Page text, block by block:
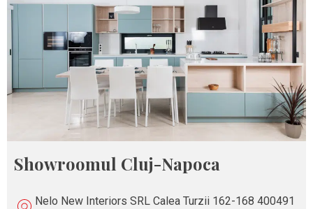
Showroomul Cluj-Napoca
Nelo New Interiors SRL Calea Turzii 162-168 400491